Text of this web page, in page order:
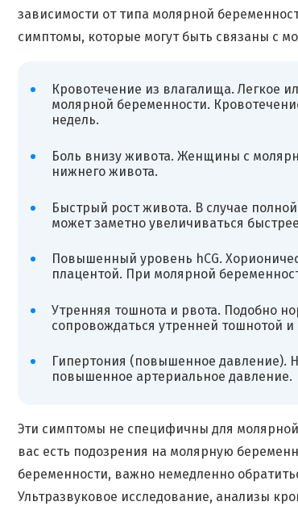
зависимости от типа молярной
симптомы, которые могут быть связаны с
Кровотечение из влагалища. Легкое
молярной беременности.
недель.
Боль внизу живота. Женщины с
нижнего живота.
Быстрый рост живота. В случае
может заметно увеличиваться
Повышенный уровень hCG.
плацентой. При молярной
Утренняя тошнота и рвота. Подобно
сопровождаться утренней тошнотой и
Гипертония (повышенное давление).
повышенное артериальное давление.
Эти симптомы не специфичны для молярной
вас есть подозрения на молярную
беременности, важно немедленно
Ультразвуковое исследование, анализы